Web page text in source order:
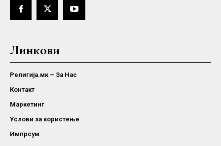
Линкови
Религија.мк – За Нас
Контакт
Маркетинг
Услови за користење
Импрсум